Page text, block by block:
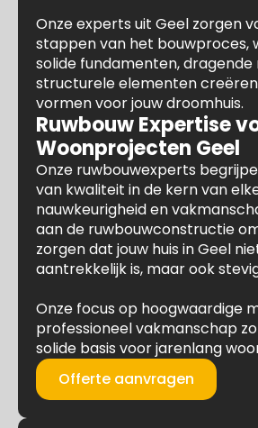
Onze experts uit Geel zorgen
stappen van het bouwproces,
solide fundamenten, dragende
structurele elementen creëren
vormen voor jouw droomhuis.
Ruwbouw Expertise
Woonprojecten Geel
Onze ruwbouwexperts
van kwaliteit in de kern van
nauwkeurigheid en
aan de ruwbouwconstructie
zorgen dat jouw huis in Geel
aantrekkelijk is, maar ook
Onze focus op hoogwaardige
professioneel vakmanschap
solide basis voor jarenlang
Offerte aanvragen